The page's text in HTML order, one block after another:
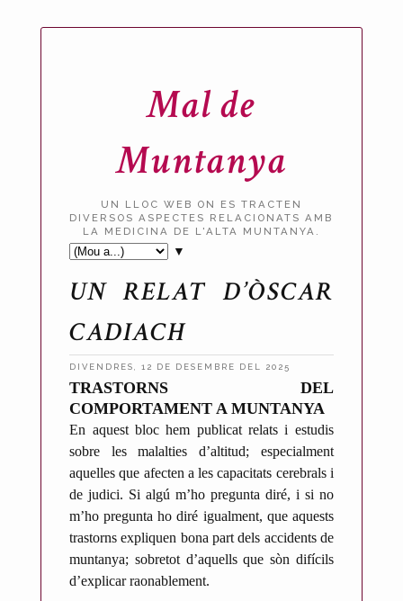
Mal de
Muntanya
UN LLOC WEB ON ES TRACTEN
DIVERSOS ASPECTES RELACIONATS AMB
LA MEDICINA DE L'ALTA MUNTANYA.
▼
UN RELAT D’ÒSCAR
CADIACH
DIVENDRES, 12 DE DESEMBRE DEL 2025
P
u
b
l
i
c
a
t
p
e
TRASTORNS DEL
COMPORTAMENT A MUNTANYA
En aquest bloc hem publicat relats i estudis
sobre les malalties d’altitud; especialment
aquelles que afecten a les capacitats cerebrals i
de judici. Si algú m’ho pregunta diré, i si no
m’ho pregunta ho diré igualment, que aquests
trastorns expliquen bona part dels accidents de
muntanya; sobretot d’aquells que sòn difícils
d’explicar raonablement.